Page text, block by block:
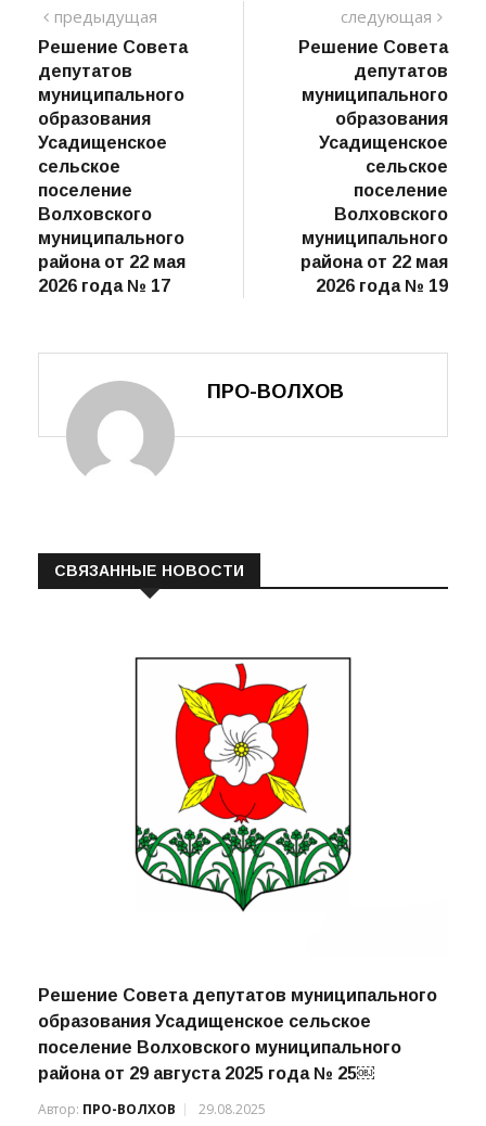
Навигация
по
записям
предыдущая
Решение Совета
депутатов
муниципального
образования
Усадищенское
сельское
поселение
Волховского
муниципального
района от 22 мая
2026 года № 17
следующая
пост
Решение Совета
депутатов
муниципального
образования
Усадищенское
сельское
поселение
Волховского
муниципального
района от 22 мая
2026 года № 19
ПРО-ВОЛХОВ
СВЯЗАННЫЕ НОВОСТИ
Решение Совета депутатов муниципального
образования Усадищенское сельское
поселение Волховского муниципального
района от 29 августа 2025 года № 25￼
Автор: ПРО-ВОЛХОВ 29.08.2025